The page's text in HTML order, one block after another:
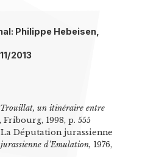
Philippe Hebeisen,
2013
Trouillat, un itinéraire entre
Fribourg, 1998, p. 555
Députation jurassienne
d’Emulation, 1976,